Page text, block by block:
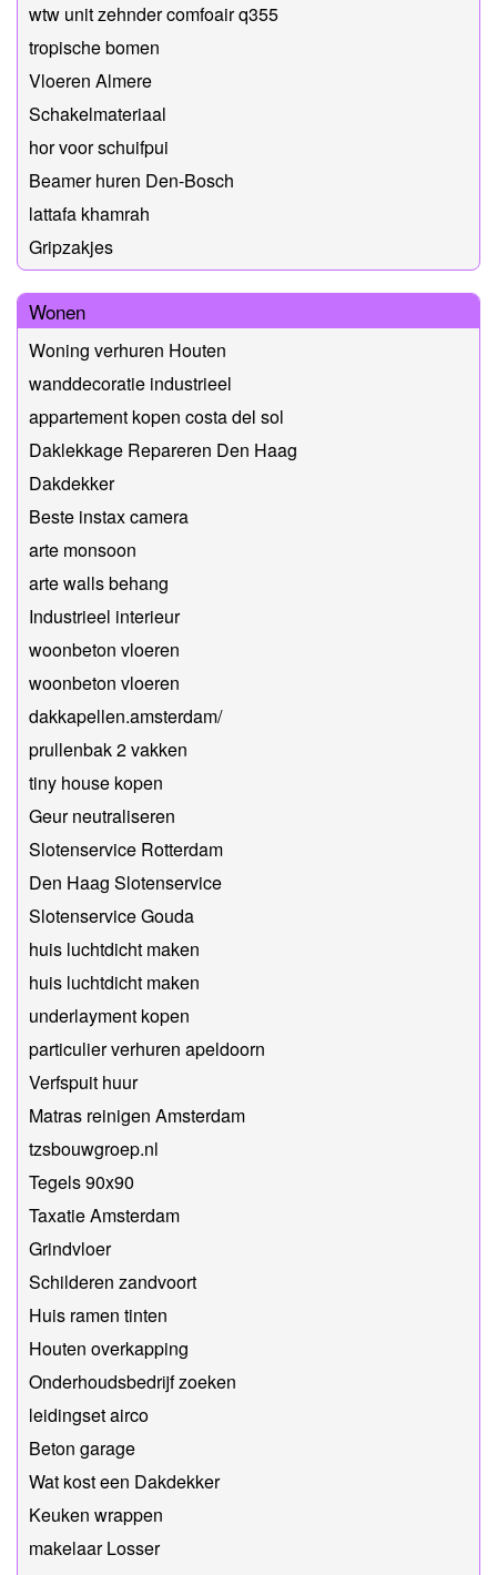
wtw unit zehnder comfoair q355
tropische bomen
Vloeren Almere
Schakelmateriaal
hor voor schuifpui
Beamer huren Den-Bosch
lattafa khamrah
Gripzakjes
Wonen
Woning verhuren Houten
wanddecoratie industrieel
appartement kopen costa del sol
Daklekkage Repareren Den Haag
Dakdekker
Beste instax camera
arte monsoon
arte walls behang
Industrieel interieur
woonbeton vloeren
woonbeton vloeren
dakkapellen.amsterdam/
prullenbak 2 vakken
tiny house kopen
Geur neutraliseren
Slotenservice Rotterdam
Den Haag Slotenservice
Slotenservice Gouda
huis luchtdicht maken
huis luchtdicht maken
underlayment kopen
particulier verhuren apeldoorn
Verfspuit huur
Matras reinigen Amsterdam
tzsbouwgroep.nl
Tegels 90x90
Taxatie Amsterdam
Grindvloer
Schilderen zandvoort
Huis ramen tinten
Houten overkapping
Onderhoudsbedrijf zoeken
leidingset airco
Beton garage
Wat kost een Dakdekker
Keuken wrappen
makelaar Losser